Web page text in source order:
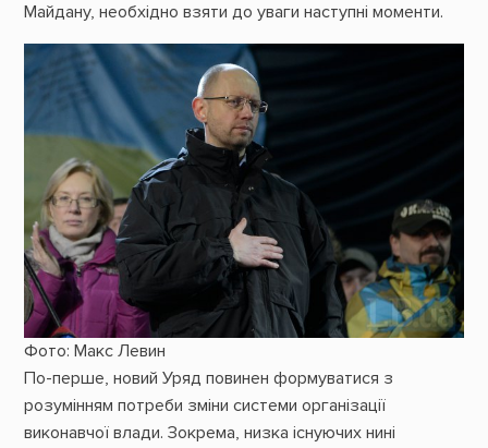
Майдану, необхідно взяти до уваги наступні моменти.
Фото: Макс Левин
По-перше, новий Уряд повинен формуватися з
розумінням потреби зміни системи організації
виконавчої влади. Зокрема, низка існуючих нині